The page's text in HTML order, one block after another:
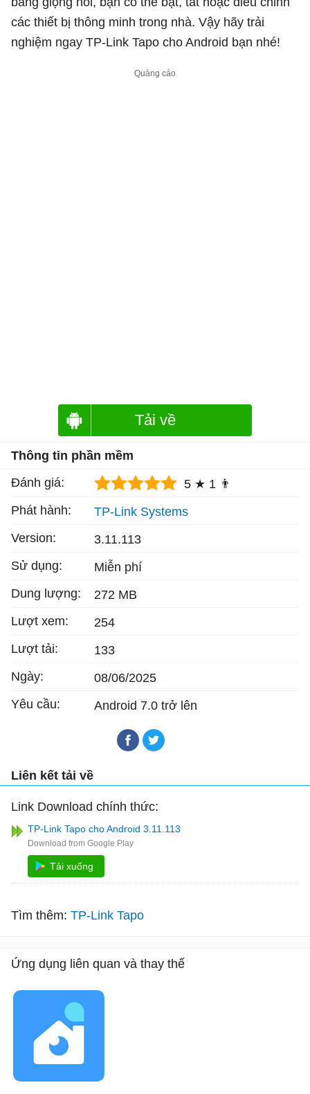
các thiết bị thông minh trong nhà. Vậy hãy trải
nghiệm ngay TP-Link Tapo cho Android bạn nhé!
Tải về
Thông tin phần mềm
Đánh giá:
5 ★ 1 👨
Phát hành:
TP-Link Systems
Version:
3.11.113
Sử dụng:
Miễn phí
Dung lượng:
272 MB
Lượt xem:
254
Lượt tải:
133
Ngày:
08/06/2025
Yêu cầu:
Android 7.0 trở lên
Liên kết tải về
Link Download chính thức:
TP-Link Tapo cho Android 3.11.113
Tải xuống
Tìm thêm: TP-Link Tapo
Ứng dụng liên quan và thay thế